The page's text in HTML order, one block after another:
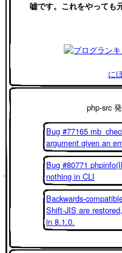
嘘です。これをやっても
に
php-src
Bug #77165
argument given an
Bug #80771
nothing in CLI
Backwards-
Shift-JIS are
in 8.1.0.